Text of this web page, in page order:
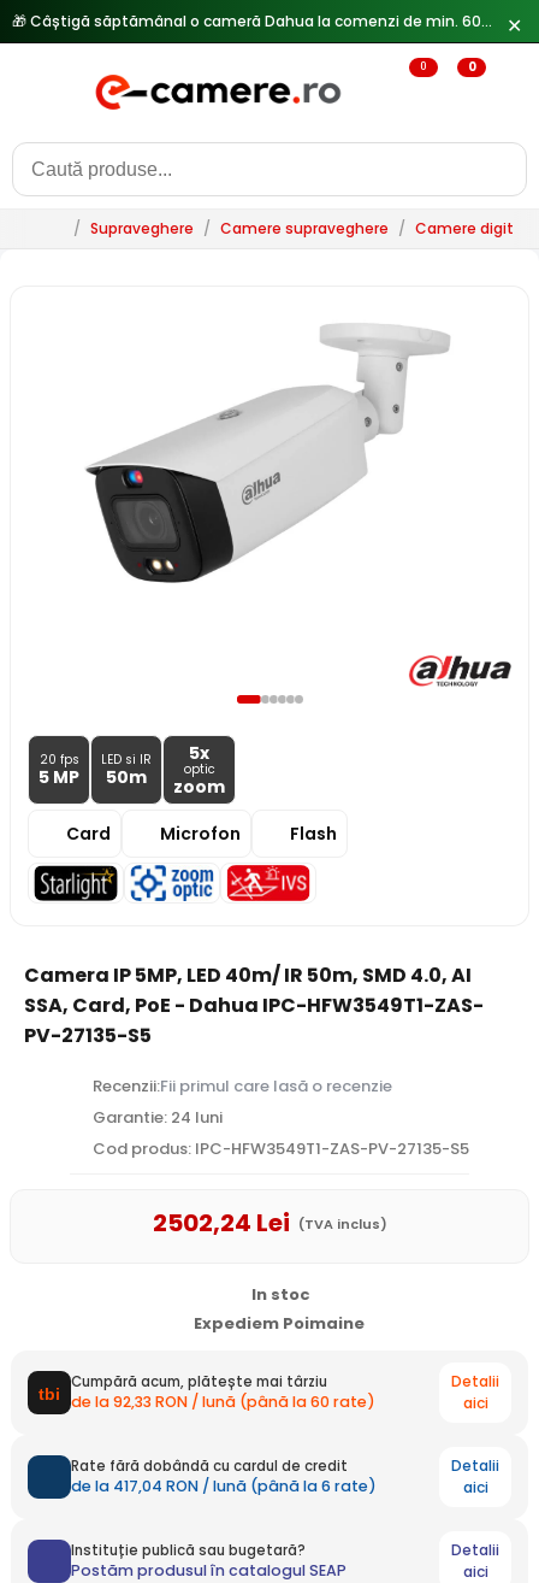
Reduceri de pana la 25% doar in luna iulie → Vezi ofertele
✕
0 0
/ Supraveghere / Camere supraveghere / Camere digitale
20 fps
5 MP
LED si IR
50m
5x
optic
zoom
Card
Microfon Flash
Camera IP 5MP, LED 40m/ IR 50m, SMD 4.0, AI
SSA, Card, PoE - Dahua IPC-HFW3549T1-ZAS-
PV-27135-S5
Recenzii:Fii primul care lasă o recenzie
Garantie: 24 luni
Cod produs: IPC-HFW3549T1-ZAS-PV-27135-S5
2502,24 Lei (TVA inclus)
In stoc
Expediem Poimaine
Cumpără acum, plătește mai târziu
de la 92,33 RON / lună (până la 60 rate)
Detalii
aici
Rate fără dobândă cu cardul de credit
de la 417,04 RON / lună (până la 6 rate)
Detalii
aici
Instituție publică sau bugetară?
Postăm produsul în catalogul SEAP
Detalii
aici